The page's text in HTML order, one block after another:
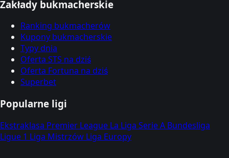
Zakłady bukmacherskie
Ranking bukmacherów
Kupony bukmacherskie
Typy dnia
Oferta STS na dziś
Oferta Fortuna na dziś
Superbet
Popularne ligi
Ekstraklasa Premier League La Liga Serie A Bundesliga
Ligue 1 Liga Mistrzów Liga Europy